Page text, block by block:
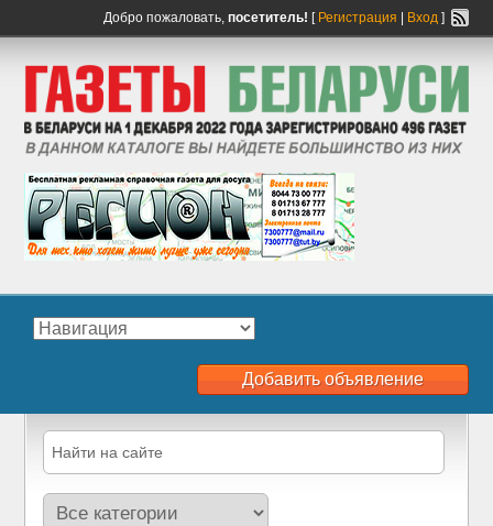
Добро пожаловать, посетитель! [ Регистрация Вход]
Добавить объявление